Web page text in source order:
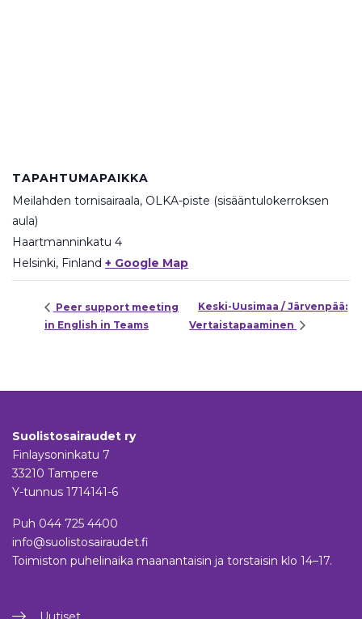
TAPAHTUMAPAIKKA
Meilahden tornisairaala, OLKA-piste (sisääntulokerroksen
aula)
Haartmanninkatu 4
Helsinki, Finland + Google Map
Peer support meeting
in English in Teams
Keski-Uusimaa / Järvenpää:
Vertaistapaaminen
Suolistosairaudet ry
Finlaysoninkatu 7
33210 Tampere
Y-tunnus 1714141-6
Puh 044 725 4400
info@suolistosairaudet.fi
Toimiston puhelinaika maanantaisin ja torstaisin klo 14–17.